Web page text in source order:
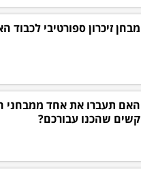
מבחן זיכרון ספורטיבי לכבוד
האם תעברו את אחד ממבחני
קשים שהכנו עבורכם?